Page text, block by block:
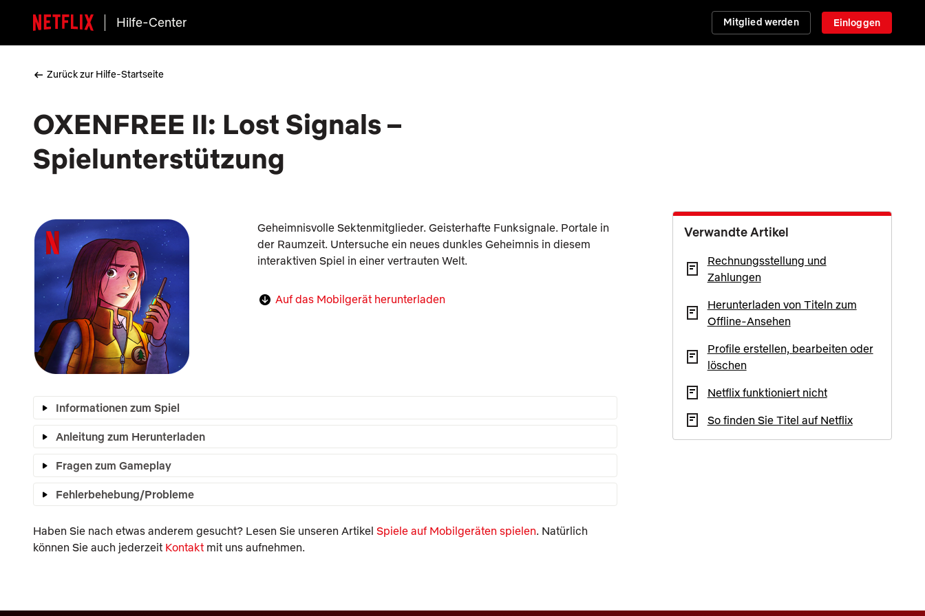
Hilfe-Center Mitglied werden Einloggen
Zurück zur Hilfe-Startseite
OXENFREE II: Lost Signals –
Spielunterstützung
Geheimnisvolle Sektenmitglieder. Geisterhafte Funksignale. Portale in
der Raumzeit. Untersuche ein neues dunkles Geheimnis in diesem
interaktiven Spiel in einer vertrauten Welt.
Auf das Mobilgerät herunterladen
Informationen zum Spiel
Anleitung zum Herunterladen
Fragen zum Gameplay
Fehlerbehebung/Probleme
Haben Sie nach etwas anderem gesucht? Lesen Sie unseren Artikel Spiele auf Mobilgeräten spielen. Natürlich
können Sie auch jederzeit Kontakt mit uns aufnehmen.
Verwandte Artikel
Rechnungsstellung und
Zahlungen
Herunterladen von Titeln zum
Offline-Ansehen
Profile erstellen, bearbeiten oder
löschen
Netflix funktioniert nicht
So finden Sie Titel auf Netflix